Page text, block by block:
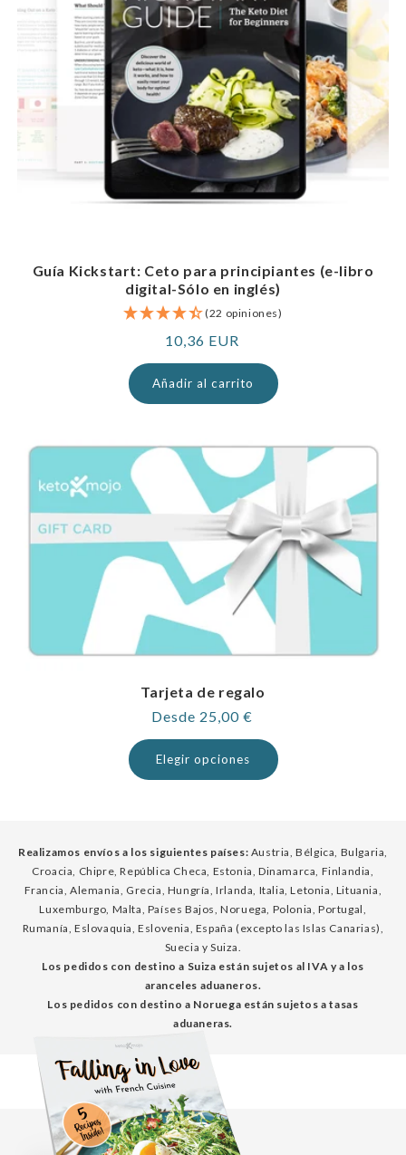
Guía Kickstart: Ceto para principiantes (e-libro
digital-Sólo en inglés)
(22 opiniones)
Precio
normal
10,36 EUR
Añadir al carrito
Tarjeta de regalo
Precio
habitual
Desde 25,00 €
Elegir opciones
Realizamos envíos a los siguientes países: Austria, Bélgica, Bulgaria,
Croacia, Chipre, República Checa, Estonia, Dinamarca, Finlandia,
Francia, Alemania, Grecia, Hungría, Irlanda, Italia, Letonia, Lituania,
Luxemburgo, Malta, Países Bajos, Noruega, Polonia, Portugal,
Rumanía, Eslovaquia, Eslovenia, España (excepto las Islas Canarias),
Suecia y Suiza.
Los pedidos con destino a Suiza están sujetos al IVA y a los
aranceles aduaneros.
Los pedidos con destino a Noruega están sujetos a tasas
aduaneras.